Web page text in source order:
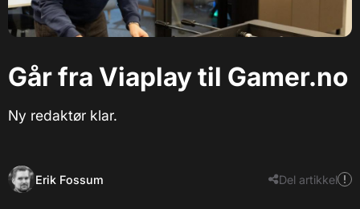
Går fra Viaplay til Gamer.no
Ny redaktør klar.
Erik Fossum Del artikkel